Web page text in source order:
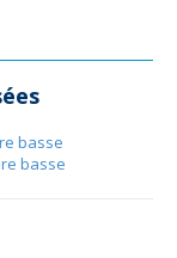
basse
basse